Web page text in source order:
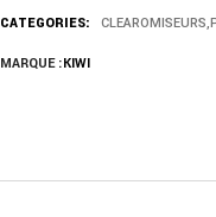
CATEGORIES: CLEAROMISEURS,
MARQUE :KIWI